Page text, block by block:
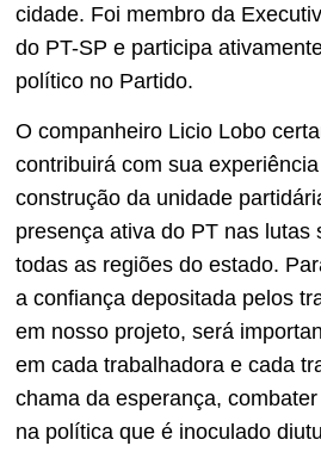
cidade. Foi membro da
do PT-SP e participa
político no Partido.
O companheiro Licio Lobo
contribuirá com sua
construção da unidade
presença ativa do PT nas lutas
todas as regiões do estado.
a confiança depositada pelos
em nosso projeto, será
em cada trabalhadora e cada
chama da esperança,
na política que é inoculado